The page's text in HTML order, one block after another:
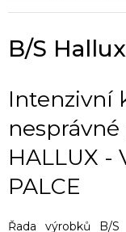
B/S Hallux
Intenzivní
HALLUX -
PALCE
Řada výrobků B/